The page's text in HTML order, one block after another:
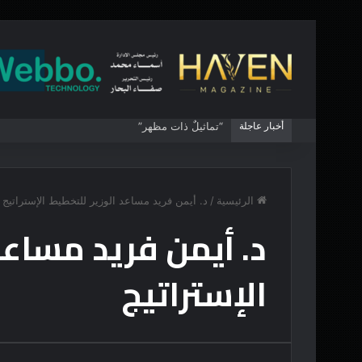
أخبار عاجلة “تماثيلٌ ذات مظهر”
الرئيسية / د. أيمن فريد مساعد الوزير للتخطيط الإستراتيج
د. أيمن فريد
الإستراتيج